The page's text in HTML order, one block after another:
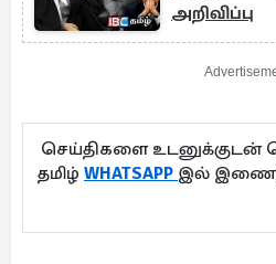
அறிவிப்பு
செய்திகளை உடனுக்குடன்
தமிழ் WHATSAPP இல்